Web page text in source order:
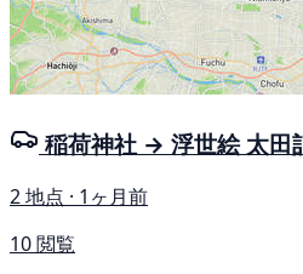
稲荷神社 → 浮世絵 太田
2 地点 · 1ヶ月前
10 閲覧